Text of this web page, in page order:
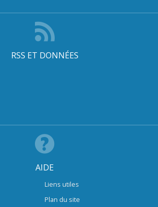
RSS ET DONNÉES
AIDE
Liens utiles
Plan du site